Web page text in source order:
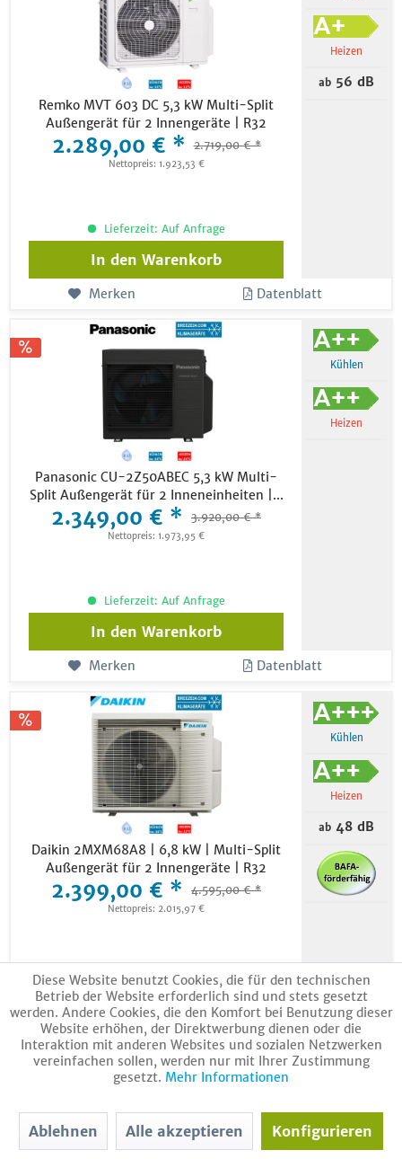
Remko MVT 603 DC 5,3 kW Multi-Split
Außengerät für 2 Innengeräte | R32
2.289,00 € * 2.719,00 € *
Nettopreis: 1.923,53 €
Heizen
ab 56 dB
Lieferzeit: Auf Anfrage
In den Warenkorb
Merken Datenblatt
Panasonic CU-2Z50ABEC 5,3 kW Multi-
Split Außengerät für 2 Inneneinheiten |...
2.349,00 € * 3.920,00 € *
Nettopreis: 1.973,95 €
Kühlen
Heizen
Lieferzeit: Auf Anfrage
In den Warenkorb
Merken Datenblatt
Daikin 2MXM68A8 | 6,8 kW | Multi-Split
Außengerät für 2 Innengeräte | R32
2.399,00 € * 4.595,00 € *
Nettopreis: 2.015,97 €
Kühlen
Heizen
ab 48 dB
Lieferzeit: Auf Anfrage
In den Warenkorb
Merken Datenblatt
Kühlen
Diese Website benutzt Cookies, die für den technischen
Betrieb der Website erforderlich sind und stets gesetzt
werden. Andere Cookies, die den Komfort bei Benutzung dieser
Website erhöhen, der Direktwerbung dienen oder die
Interaktion mit anderen Websites und sozialen Netzwerken
vereinfachen sollen, werden nur mit Ihrer Zustimmung
gesetzt. Mehr Informationen
Ablehnen Alle akzeptieren Konfigurieren